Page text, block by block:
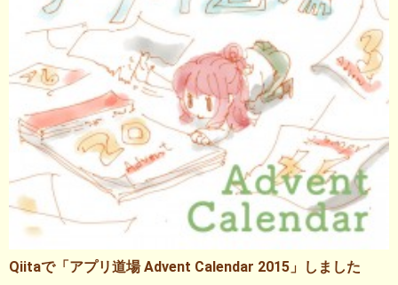
Qiitaで「アプリ道場 Advent Calendar 2015」しました